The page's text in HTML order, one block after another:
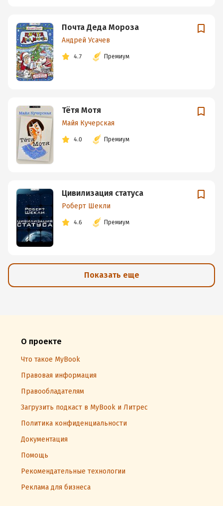
Почта Деда Мороза
Андрей Усачев
4.7 Премиум
Тётя Мотя
Майя Кучерская
4.0 Премиум
Цивилизация статуса
Роберт Шекли
4.6 Премиум
Показать еще
О проекте
Что такое MyBook
Правовая информация
Правообладателям
Загрузить подкаст в MyBook и Литрес
Политика конфиденциальности
Документация
Помощь
Рекомендательные технологии
Реклама для бизнеса